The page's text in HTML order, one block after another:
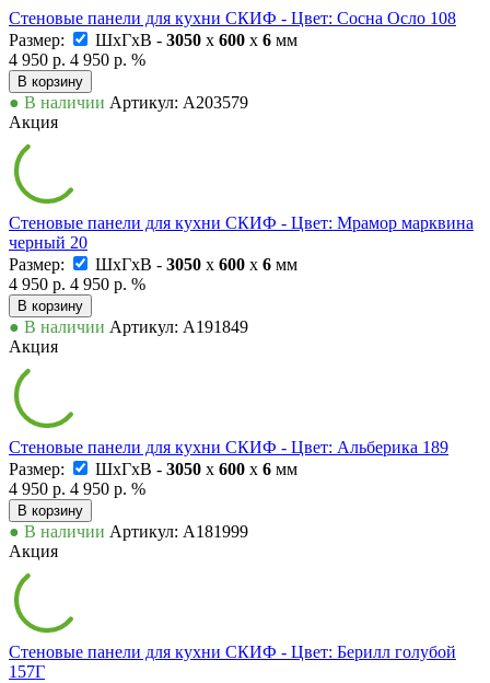
Стеновые панели для кухни СКИФ - Цвет: Сосна Осло 108
Размер:
ШxГxВ - 3050 x 600 x 6 мм
4 950 р. 4 950 р. %
В корзину
● В наличии Артикул: А203579
Акция
Стеновые панели для кухни СКИФ - Цвет: Мрамор марквина
черный 20
Размер:
ШxГxВ - 3050 x 600 x 6 мм
4 950 р. 4 950 р. %
В корзину
● В наличии Артикул: А191849
Акция
Стеновые панели для кухни СКИФ - Цвет: Альберика 189
Размер:
ШxГxВ - 3050 x 600 x 6 мм
4 950 р. 4 950 р. %
В корзину
● В наличии Артикул: А181999
Акция
Стеновые панели для кухни СКИФ - Цвет: Берилл голубой
157Г